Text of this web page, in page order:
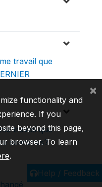
travail que
travail que
semaines?
Help / Feedback
functionality and
If you
beyond this page,
browser. To learn
.
×